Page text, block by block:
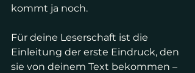
kommt ja noch.
Für deine Leserschaft ist die
Einleitung der erste Eindruck, den
sie von deinem Text bekommen –